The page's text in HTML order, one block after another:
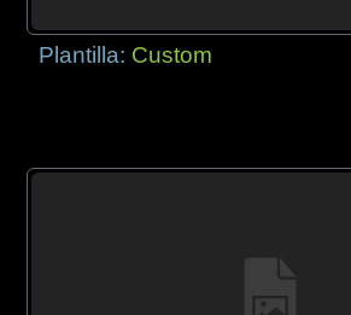
Plantilla: Custom